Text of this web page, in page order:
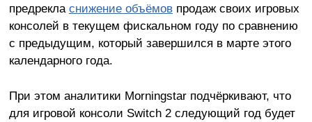
предрекла снижение объёмовпродаж своих игровых
консолей в текущем фискальном году по сравнению
с предыдущим, который завершился в марте этого
календарного года.
При этом аналитики Morningstar подчёркивают, что
для игровой консоли Switch 2 следующий год будет